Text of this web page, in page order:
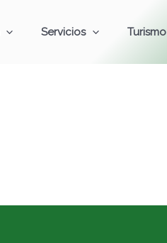
Servicios Turismo